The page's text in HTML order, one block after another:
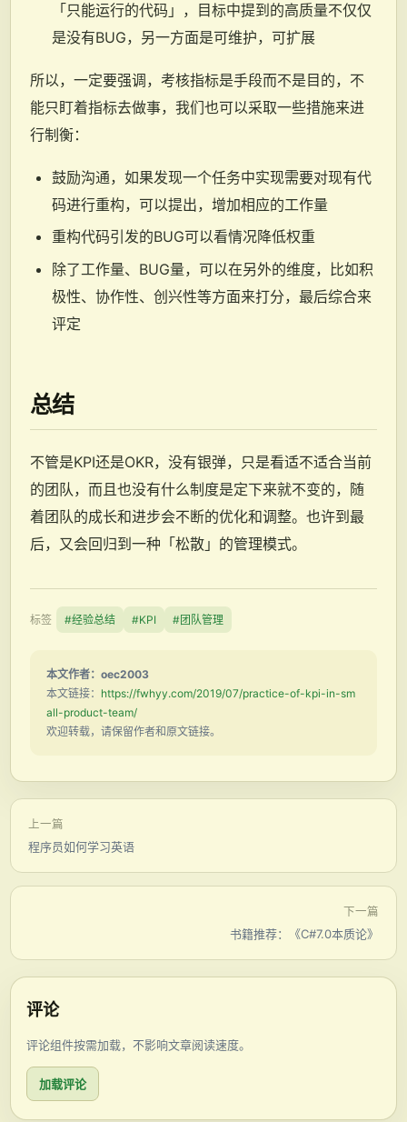
「只能运行的代码」，目标中提到的高质量不仅仅
是没有BUG，另一方面是可维护，可扩展
所以，一定要强调，考核指标是手段而不是目的，不
能只盯着指标去做事，我们也可以采取一些措施来进
行制衡：
鼓励沟通，如果发现一个任务中实现需要对现有代
码进行重构，可以提出，增加相应的工作量
重构代码引发的BUG可以看情况降低权重
除了工作量、BUG量，可以在另外的维度，比如积
极性、协作性、创兴性等方面来打分，最后综合来
评定
总结
不管是KPI还是OKR，没有银弹，只是看适不适合当前
的团队，而且也没有什么制度是定下来就不变的，随
着团队的成长和进步会不断的优化和调整。也许到最
后，又会回归到一种「松散」的管理模式。
标签 #经验总结 #KPI #团队管理
本文作者：oec2003
本文链接： https://fwhyy.com/2019/07/practice-of-kpi-in-sm
all-product-team/
欢迎转载，请保留作者和原文链接。
上一篇
程序员如何学习英语
下一篇
书籍推荐：《C#7.0本质论》
评论
评论组件按需加载，不影响文章阅读速度。
加载评论